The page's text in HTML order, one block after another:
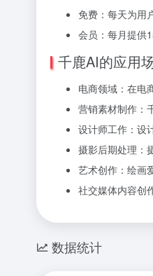
免费：每天为用
会员：每月提供
千鹿AI的应用
电商领域：在电
营销素材制作：
设计师工作：设
摄影后期处理：
艺术创作：绘画
社交媒体内容创
数据统计